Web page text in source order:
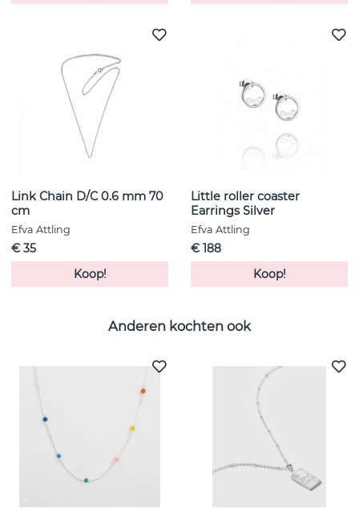
Link Chain D/C 0.6 mm 70
cm
Efva Attling
€ 35
Koop!
Little roller coaster
Earrings Silver
Efva Attling
€ 188
Koop!
Anderen kochten ook